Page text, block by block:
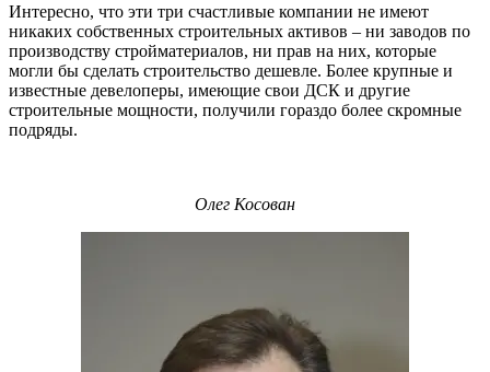
Интересно, что эти три счастливые компании не имеют
никаких собственных строительных активов – ни заводов по
производству стройматериалов, ни прав на них, которые
могли бы сделать строительство дешевле. Более крупные и
известные девелоперы, имеющие свои ДСК и другие
строительные мощности, получили гораздо более скромные
подряды.
Олег Косован